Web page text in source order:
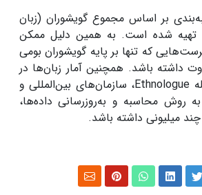
بر اساس مجموع گویشوران (زبان
تهیه شده است. به همین دلیل ممکن
که تنها بر پایه گویشوران بومی
داشته باشد. همچنین آمار زبان‌ها در
منابع مختلف از جمله Ethnologue، سازمان‌های بین‌المللی و
به روش محاسبه و به‌روزرسانی داده‌ها،
میلیونی داشته باشد.